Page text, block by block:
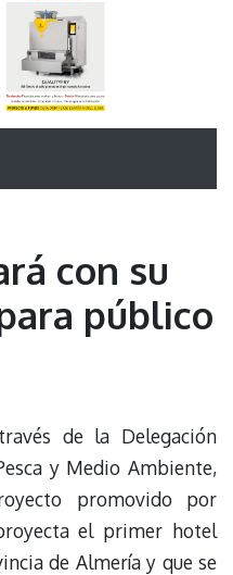
con su
público
de la Delegación
y Medio Ambiente,
promovido por
el primer hotel
de Almería y que se